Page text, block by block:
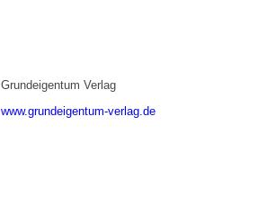
Grundeigentum Verlag
www.grundeigentum-verlag.de